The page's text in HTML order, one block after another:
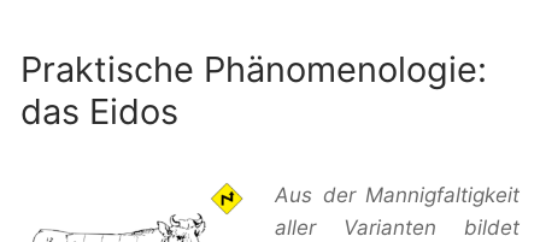
Praktische Phänomenologie:
das Eidos
Aus der Mannigfaltigkeit
aller Varianten bildet